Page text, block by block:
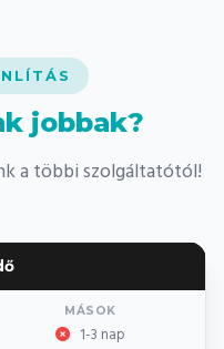
jobbak?
a többi szolgáltatótól!
1-3 nap